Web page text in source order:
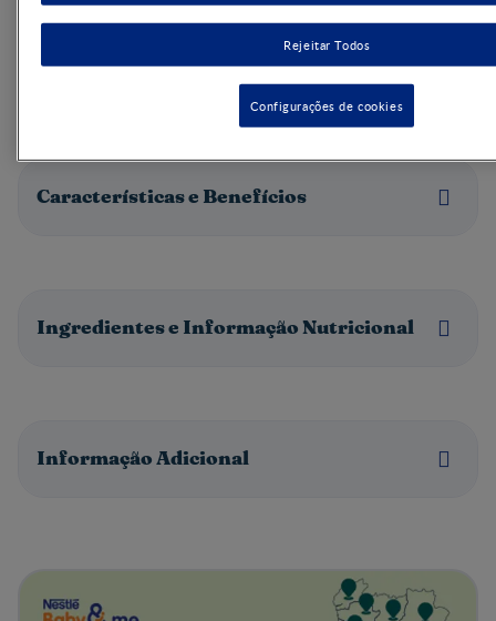
Finalidade do produto
Características e Benefícios
Ingredientes e Informação Nutricional
Informação Adicional
Rejeitar Todos
Configurações de cookies